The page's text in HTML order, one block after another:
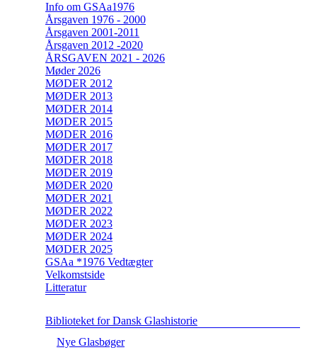
Info om GSAa1976
Årsgaven 1976 - 2000
Årsgaven 2001-2011
Årsgaven 2012 -2020
ÅRSGAVEN 2021 - 2026
Møder 2026
MØDER 2012
MØDER 2013
MØDER 2014
MØDER 2015
MØDER 2016
MØDER 2017
MØDER 2018
MØDER 2019
MØDER 2020
MØDER 2021
MØDER 2022
MØDER 2023
MØDER 2024
MØDER 2025
GSAa *1976 Vedtægter
Velkomstside
Litteratur
Biblioteket for Dansk Glashistorie
Nye Glasbøger